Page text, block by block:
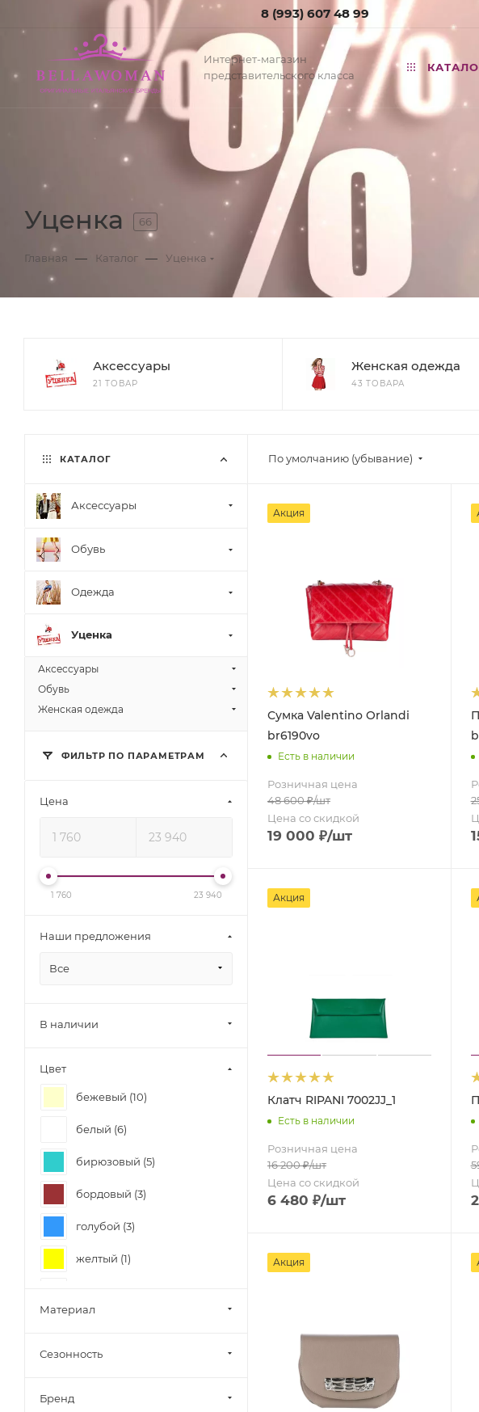
8 (993) 607 48 99
Интернет-магазин
представительского класса
Уценка 66
Главная — Каталог — Уценка
Аксессуары
21 ТОВАР
Женская одежда
43 ТОВАРА
По умолчанию (убывание)
Акция
Сумка Valentino Orlandi
br6190vo
Есть в наличии
Розничная цена
48 600₽/шт
Цена со скидкой
19 000 ₽/шт
Акция
Клатч RIPANI 7002JJ_1
Есть в наличии
Розничная цена
16 200₽/шт
Цена со скидкой
6 480 ₽/шт
Акция
КАТАЛОГ
Аксессуары
Обувь
Одежда
Уценка
Аксессуары
Обувь
Женская одежда
ФИЛЬТР ПО ПАРАМЕТРАМ
Цена
1 760 23 940
Наши предложения
Все
В наличии
Цвет
бежевый (10)
белый (6)
бирюзовый (5)
бордовый (3)
голубой (3)
желтый (1)
красный (
Материал
Сезонность
Бренд